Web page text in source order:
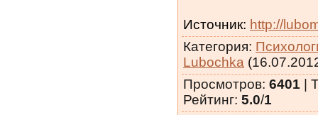
Источник: http://
Категория:
Lubochka
Просмотров: 6401 |
Рейтинг: 5.0/1